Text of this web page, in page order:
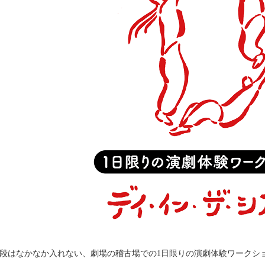
はなかなか入れない、劇場の稽古場での1日限りの演劇体験ワークシ